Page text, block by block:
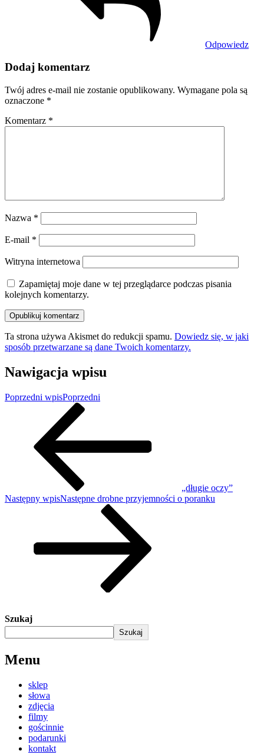
Odpowiedz
Dodaj komentarz
Twój adres e-mail nie zostanie opublikowany. Wymagane pola są
oznaczone *
Komentarz *
Nazwa *
E-mail *
Witryna internetowa
Zapamiętaj moje dane w tej przeglądarce podczas pisania
kolejnych komentarzy.
Ta strona używa Akismet do redukcji spamu. Dowiedz się, w jaki
sposób przetwarzane są dane Twoich komentarzy.
Nawigacja wpisu
Poprzedni wpisPoprzedni
„długie oczy”
Następny wpisNastępne drobne przyjemności o poranku
Szukaj
Szukaj
Menu
sklep
słowa
zdjęcia
filmy
gościnnie
podarunki
kontakt